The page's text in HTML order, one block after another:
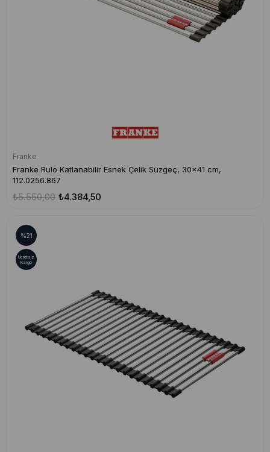
Franke
Franke Rulo Katlanabilir Esnek Çelik Süzgeç, 30x41 cm,
112.0256.867
₺4.384,50
₺5.550,00
%21
Ücretsiz
Kargo